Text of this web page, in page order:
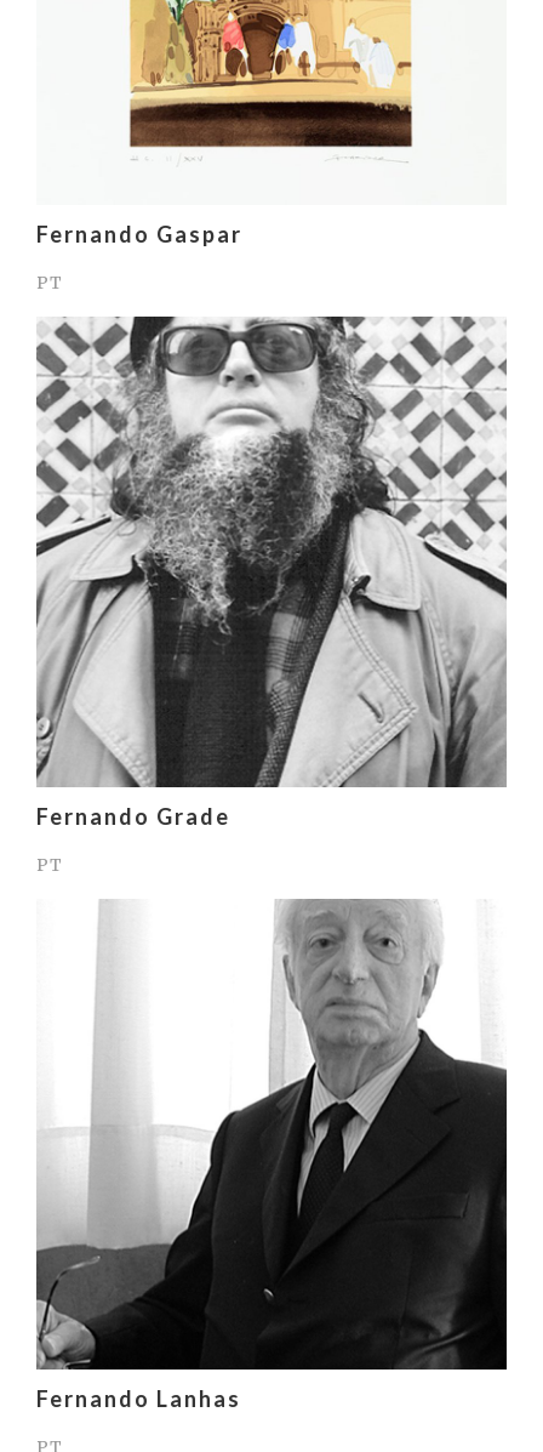
Fernando Gaspar
PT
Fernando Grade
PT
Fernando Lanhas